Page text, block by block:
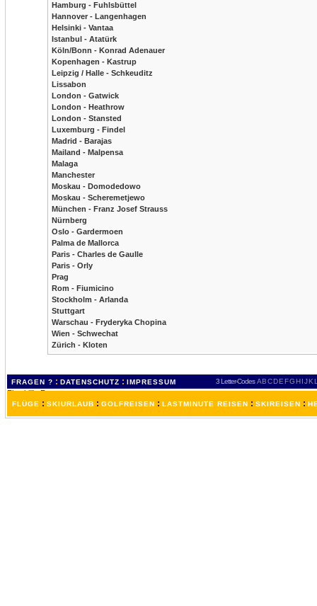
Hamburg - Fuhlsbüttel
Hannover - Langenhagen
Helsinki - Vantaa
Istanbul - Atatürk
Köln/Bonn - Konrad Adenauer
Kopenhagen - Kastrup
Leipzig / Halle - Schkeuditz
Lissabon
London - Gatwick
London - Heathrow
London - Stansted
Luxemburg - Findel
Madrid - Barajas
Mailand - Malpensa
Malaga
Manchester
Moskau - Domodedowo
Moskau - Scheremetjewo
München - Franz Josef Strauss
Nürnberg
Oslo - Gardermoen
Palma de Mallorca
Paris - Charles de Gaulle
Paris - Orly
Prag
Rom - Fiumicino
Stockholm - Arlanda
Stuttgart
Warschau - Fryderyka Chopina
Wien - Schwechat
Zürich - Kloten
FRAGEN ? : DATENSCHUTZ : IMPRESSUM 3 Letter-Codes ABCDEFGH IJKL
FLÜGE : SKIURLAUB : GOLFREISEN : LASTMINUTE REISEN : SKIREISEN :